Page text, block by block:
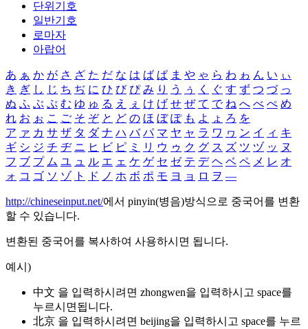
단위기호
일반기호
로마자
아랍어
あ ぁ か が さ ざ た だ な は ば ぱ ま や ゃ ら わ ゎ ん い ぃ
き ぎ し じ ち ぢ に ひ び ぴ み り う ぅ く ぐ す ず つ づ っ
ぬ ふ ぶ ぷ む ゆ ゅ る え ぇ け げ せ ぜ て で ね へ べ ぺ め
れ お ぉ こ ご そ ぞ と ど の ほ ぼ ぽ も よ ょ ろ を
ア ァ カ サ ザ タ ダ ナ ハ バ パ マ ヤ ャ ラ ワ ヮ ン イ ィ キ
ギ シ ジ チ ヂ ニ ヒ ビ ピ ミ リ ウ ゥ ク グ ス ズ ツ ヅ ッ ヌ
フ ブ プ ム ユ ュ ル エ ェ ケ ゲ セ ゼ テ デ ヘ ベ ペ メ レ オ
ォ コ ゴ ソ ゾ ト ド ノ ホ ボ ポ モ ヨ ョ ロ ヲ ―
http://chineseinput.net/에서 pinyin(병음)방식으로 중국어를 변환
할 수 있습니다.
변환된 중국어를 복사하여 사용하시면 됩니다.
예시)
中文 을 입력하시려면 zhongwen을 입력하시고 space를
누르시면됩니다.
北京 을 입력하시려면 beijing을 입력하시고 space를 누르